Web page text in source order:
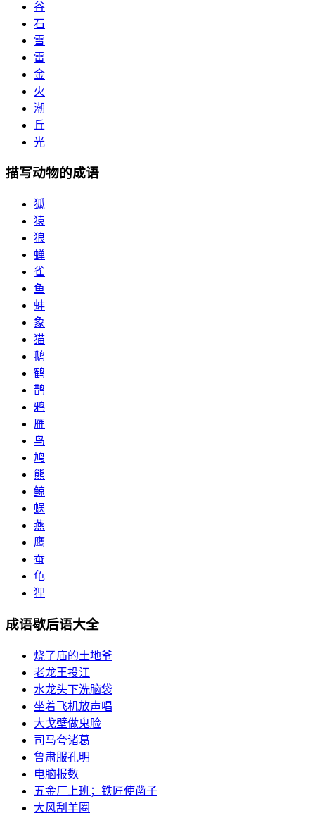
谷
石
雪
雷
金
火
潮
丘
光
描写动物的成语
狐
猿
狼
蝉
雀
鱼
蚌
象
猫
鹅
鹤
鹊
鸦
雁
鸟
鸠
熊
鲸
蜗
燕
鹰
蚕
龟
狸
成语歇后语大全
烧了庙的土地爷
老龙王投江
水龙头下洗脑袋
坐着飞机放声唱
大戈壁做鬼脸
司马夸诸葛
鲁肃服孔明
电脑报数
五金厂上班；铁匠使凿子
大风刮羊圈